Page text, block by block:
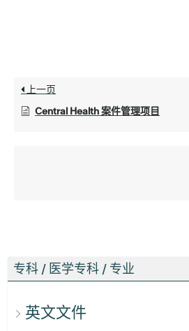
专科 / 医学专科 / 专业
英文文件
上一页
Central Health 案件管理项目